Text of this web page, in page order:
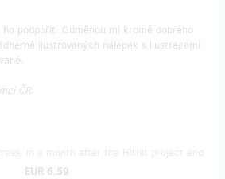
podpořit. Odměnou mi kromě dobrého
ilustrovaných nálepek s ilustracemi
ČR.
EUR 6.59